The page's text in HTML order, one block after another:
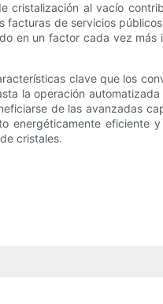
al vacío
de servicios
en un factor cada vez
clave que los
la operación
de las avanzadas
eficiente
cristales.